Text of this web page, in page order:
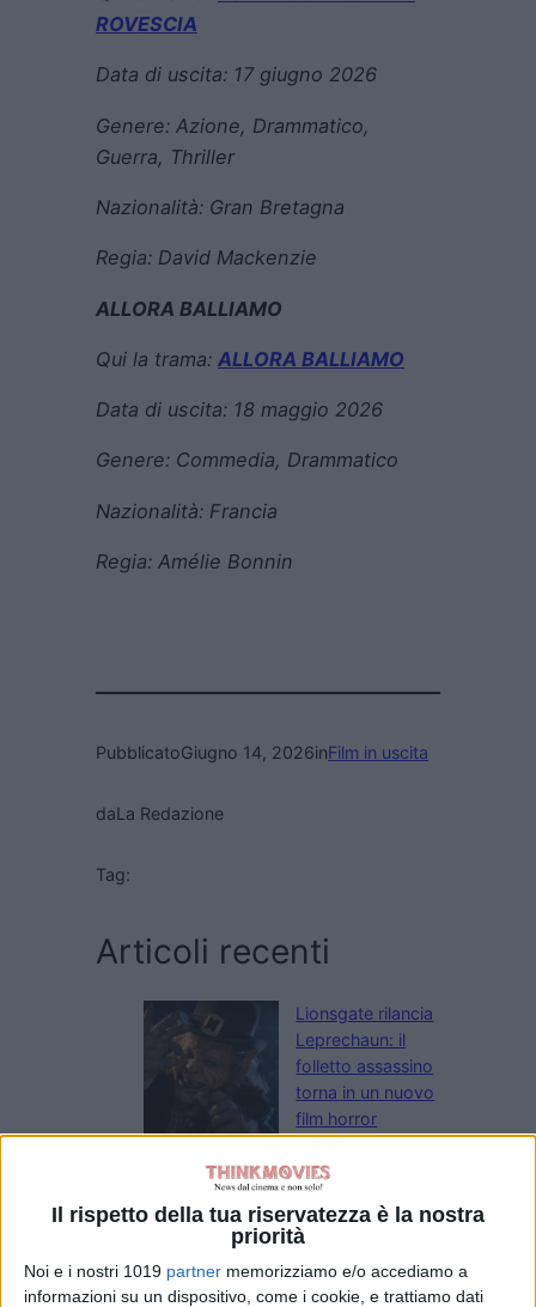
Il rispetto della tua riservatezza è la nostra
priorità
Noi e i nostri 1019 partner memorizziamo e/o accediamo a
informazioni su un dispositivo, come i cookie, e trattiamo dati
ROVESCIA
Data di uscita: 17 giugno 2026
Genere: Azione, Drammatico,
Guerra, Thriller
Nazionalità: Gran Bretagna
Regia: David Mackenzie
ALLORA BALLIAMO
Qui la trama: ALLORA BALLIAMO
Data di uscita: 18 maggio 2026
Genere: Commedia, Drammatico
Nazionalità: Francia
Regia: Amélie Bonnin
PubblicatoGiugno 14, 2026inFilm in uscita
daLa Redazione
Tag:
Articoli recenti
Lionsgate rilancia
Leprechaun: il
folletto assassino
torna in un nuovo
film horror
di Emanuela Giuliani
Meadow Walker e
la Toyota Supra
di Paul Walker:
“Non l’ho
venduta”
di Emanuela Giuliani